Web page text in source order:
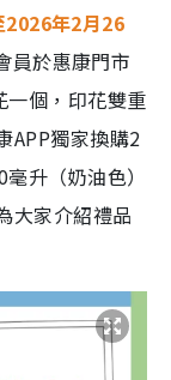
年2月26
員於惠康門市
一個，印花雙重
APP獨家換購2
升（奶油色）
大家介紹禮品